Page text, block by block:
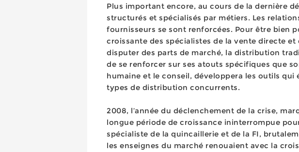
Plus important encore, au cours de la dernière
structurés et spécialisés par métiers. Les
fournisseurs se sont renforcées. Pour être bien
croissante des spécialistes de la vente directe
disputer des parts de marché, la distribution
de se renforcer sur ses atouts spécifiques que
humaine et le conseil, développera les outils qui
types de distribution concurrents.
2008, l’année du déclenchement de la crise,
longue période de croissance ininterrompue
spécialiste de la quincaillerie et de la FI,
les enseignes du marché renouaient avec la